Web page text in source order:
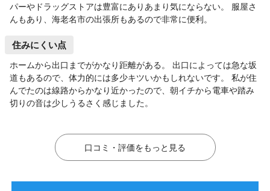
パーやドラッグストアは豊富にありあまり気にならない。 服屋さ
んもあり、海老名市の出張所もあるので非常に便利。
住みにくい点
ホームから出口までがかなり距離がある。 出口によっては急な坂
道もあるので、体力的には多少キツいかもしれないです。 私が住
んでたのは線路からかなり近かったので、朝イチから電車や踏み
切りの音は少しうるさく感じました。
口コミ・評価をもっと見る